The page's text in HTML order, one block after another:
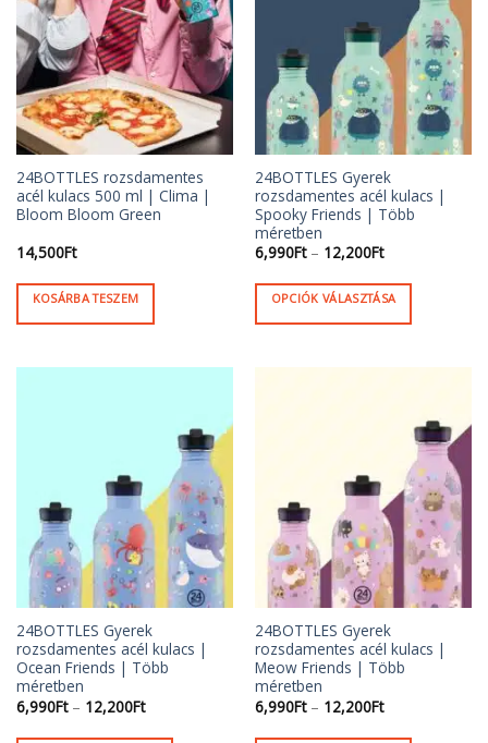
24BOTTLES rozsdamentes
acél kulacs 500 ml | Clima |
Bloom Bloom Green
14,500Ft
KOSÁRBA TESZEM
24BOTTLES Gyerek
rozsdamentes acél kulacs |
Spooky Friends | Több
méretben
6,990Ft – 12,200FtÁrtartomány:
-
12,200Ft
OPCIÓK VÁLASZTÁSA
termékoldalon
választhatók
24BOTTLES Gyerek
rozsdamentes acél kulacs |
Ocean Friends | Több
méretben
6,990Ft – 12,200FtÁrtartomány:
6,990Ft
-
24BOTTLES Gyerek
rozsdamentes acél kulacs |
Meow Friends | Több
méretben
6,990Ft – 12,200FtÁrtartomány:
6,990Ft
-